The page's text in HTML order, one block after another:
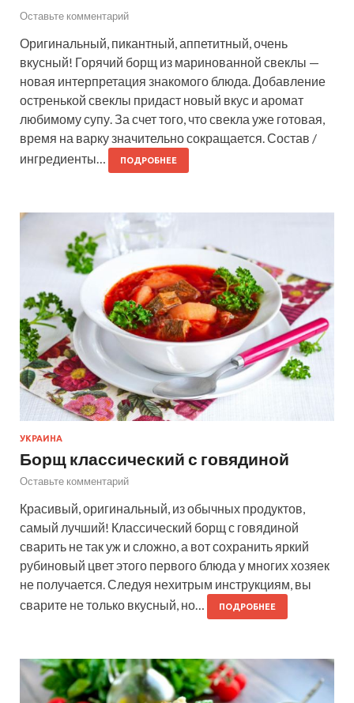
Оставьте комментарий
Оригинальный, пикантный, аппетитный, очень
вкусный! Горячий борщ из маринованной свеклы —
новая интерпретация знакомого блюда. Добавление
остренькой свеклы придаст новый вкус и аромат
любимому супу. За счет того, что свекла уже готовая,
время на варку значительно сокращается. Состав /
ингредиенты…
ПОДРОБНЕЕ
УКРАИНА
Борщ классический с говядиной
Оставьте комментарий
Красивый, оригинальный, из обычных продуктов,
самый лучший! Классический борщ с говядиной
сварить не так уж и сложно, а вот сохранить яркий
рубиновый цвет этого первого блюда у многих хозяек
не получается. Следуя нехитрым инструкциям, вы
сварите не только вкусный, но…
ПОДРОБНЕЕ